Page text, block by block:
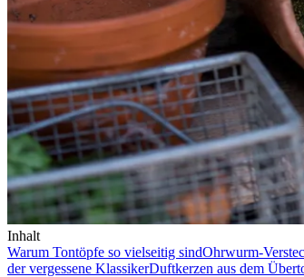
Inhalt
Warum Tontöpfe so vielseitig sindOhrwurm-
der vergessene KlassikerDuftkerzen aus dem